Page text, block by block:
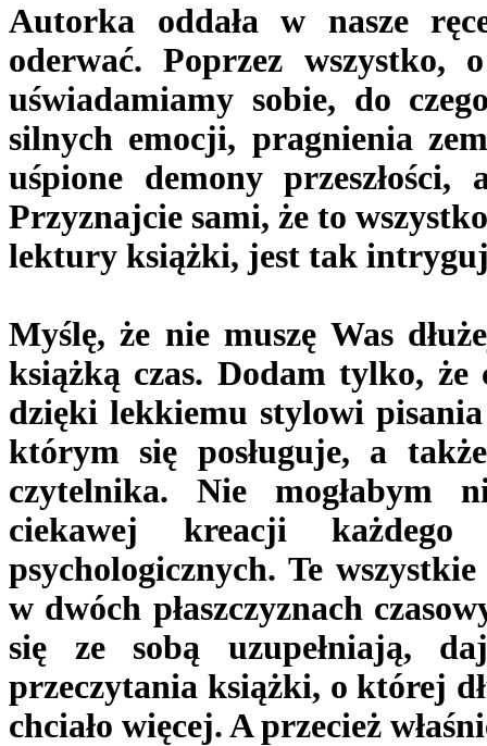
Autorka oddała w nasze
oderwać. Poprzez
uświadamiamy sobie, do
silnych emocji, pragnienia
uśpione demony
Przyznajcie sami, że to
lektury książki, jest tak
Myślę, że nie muszę Was
książką czas. Dodam tylko,
dzięki lekkiemu stylowi
którym się posługuje, a
czytelnika. Nie mogłabym
ciekawej kreacji
psychologicznych. Te
w dwóch płaszczyznach
się ze sobą uzupełniają,
przeczytania książki, o której
chciało więcej. A przecież